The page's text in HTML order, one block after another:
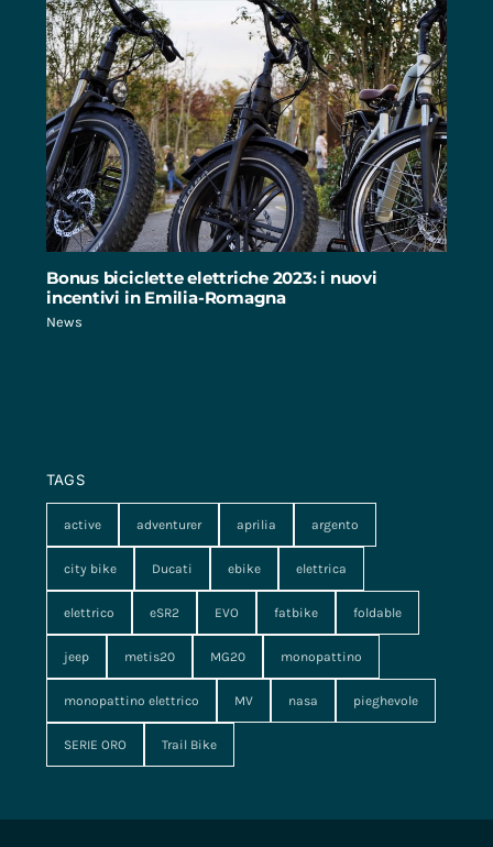
Bonus biciclette elettriche 2023: i nuovi
incentivi in Emilia-Romagna
News
TAGS
active adventurer aprilia argento
city bike Ducati ebike elettrica
elettrico eSR2 EVO fatbike foldable
jeep metis20 MG20 monopattino
monopattino elettrico MV nasa pieghevole
SERIE ORO Trail Bike